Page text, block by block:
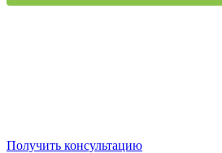
Получить консультацию